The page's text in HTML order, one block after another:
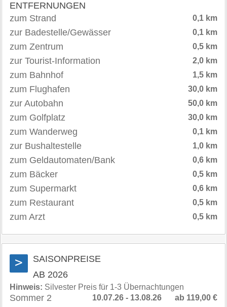
ENTFERNUNGEN
zum Strand
0,1 km
zur Badestelle/Gewässer 0,1 km
zum Zentrum 0,5 km
zur Tourist-Information 2,0 km
zum Bahnhof 1,5 km
zum Flughafen 30,0 km
zur Autobahn 50,0 km
zum Golfplatz 30,0 km
zum Wanderweg 0,1 km
zur Bushaltestelle 1,0 km
zum Geldautomaten/Bank 0,6 km
zum Bäcker 0,5 km
zum Supermarkt 0,6 km
zum Restaurant 0,5 km
zum Arzt 0,5 km
>
SAISONPREISE
AB 2026
Hinweis: Silvester Preis für 1-3 Übernachtungen
Sommer 2 ab 119,00 €
10.07.26 - 13.08.26